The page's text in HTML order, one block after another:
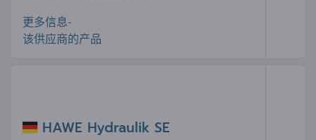
更多信息-
该供应商的产品
HAWE Hydraulik SE